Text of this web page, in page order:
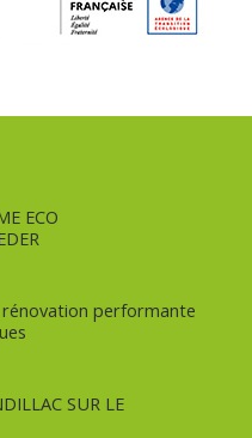
ECO
rénovation performante
SUR LE